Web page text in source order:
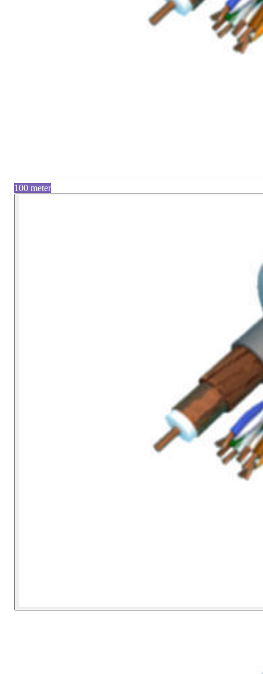
100 meter